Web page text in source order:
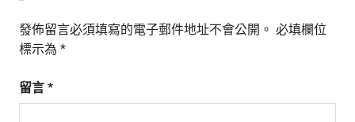
發佈留言必須填寫的電子郵件地址不會公開。 必填欄位
標示為 *
留言 *